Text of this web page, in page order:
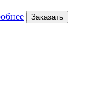
Заказать